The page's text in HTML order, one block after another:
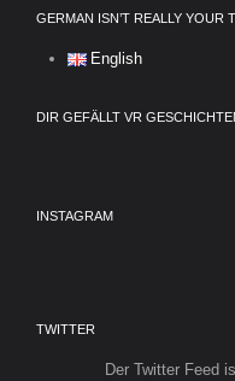
GERMAN ISN’T REALLY YOUR
English
DIR GEFÄLLT VR
INSTAGRAM
TWITTER
Der Twitter Feed